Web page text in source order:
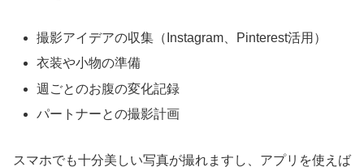
撮影アイデアの収集（Instagram、Pinterest活用）
衣装や小物の準備
週ごとのお腹の変化記録
パートナーとの撮影計画
スマホでも十分美しい写真が撮れますし、アプリを使えば